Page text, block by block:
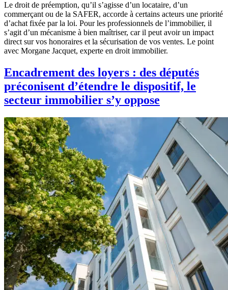
Le droit de préemption, qu’il s’agisse d’un locataire, d’un
commerçant ou de la SAFER, accorde à certains acteurs une priorité
d’achat fixée par la loi. Pour les professionnels de l’immobilier, il
s’agit d’un mécanisme à bien maîtriser, car il peut avoir un impact
direct sur vos honoraires et la sécurisation de vos ventes. Le point
avec Morgane Jacquet, experte en droit immobilier.
Encadrement des loyers : des députés
préconisent d’étendre le dispositif, le
secteur immobilier s’y oppose